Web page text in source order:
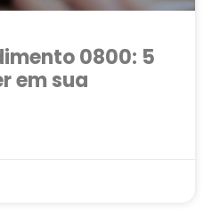
0800: 5
em sua